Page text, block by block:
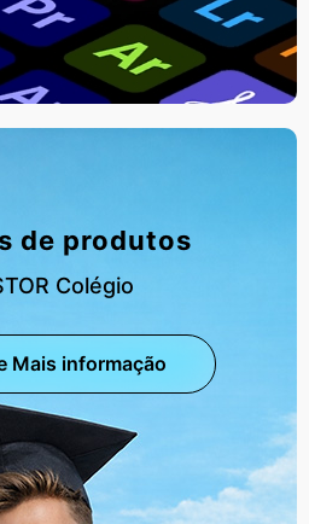
de produtos
Colégio
Mais informação